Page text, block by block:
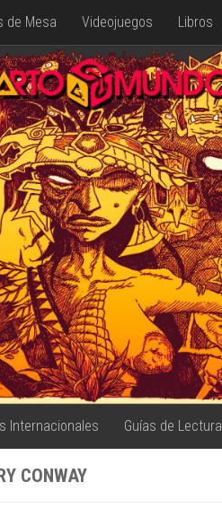
de Mesa Videojuegos Libros
Internacionales Guías de Lectura
CONWAY